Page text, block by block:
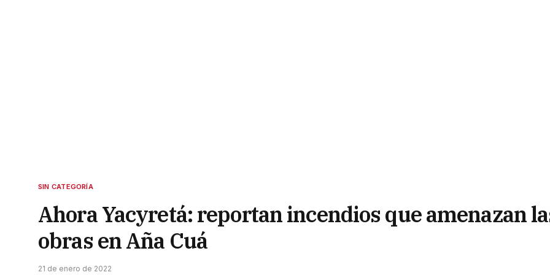
SIN CATEGORÍA
Ahora Yacyretá: reportan incendios que amenazan
obras en Aña Cuá
21 de enero de 2022